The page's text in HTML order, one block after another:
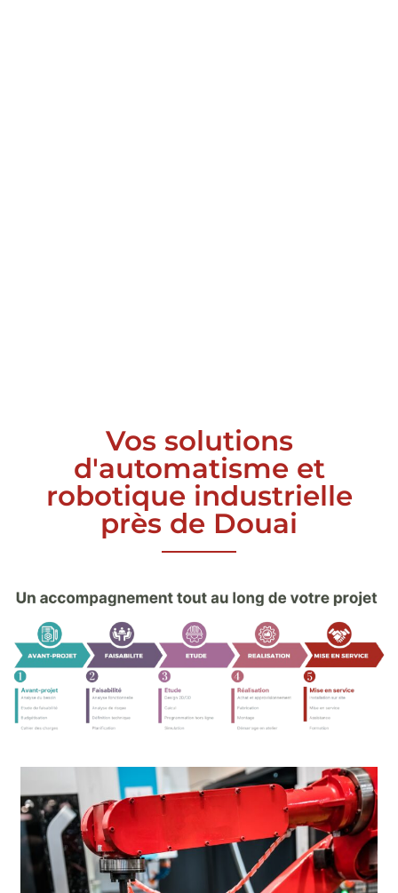
Vos solutions
d'automatisme et
robotique industrielle
près de Douai